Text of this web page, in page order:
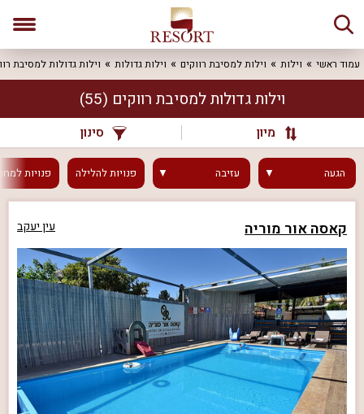
עמוד ראשי וילות וילות למסיבת רווקים וילות גדולות וילות גדולות למסיבת
וילות גדולות למסיבת רווקים (55)
מיון סינון
הגעה עזיבה פנויותלהלילה פנויות
קאסה אור מוריה עין יעקב